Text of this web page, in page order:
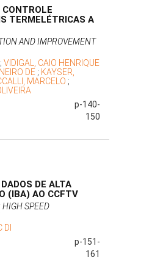
TERMELÉTRICAS A
AND IMPROVEMENT
; VIDIGAL, CAIO HENRIQUE
DE ; KAYSER,
MARCELO ;
p-140-
150
DE ALTA
(IBA) AO CCFTV
HIGH SPEED
DI
p-151-
161